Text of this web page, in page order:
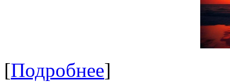
[Подробнее]